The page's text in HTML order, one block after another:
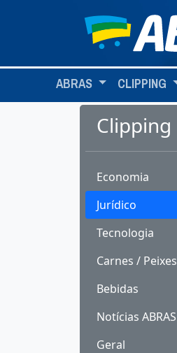
ABRAS CLIPPING
Clipping
Economia
Jurídico
Tecnologia
Carnes / Peixes
Bebidas
Notícias ABRAS
Geral